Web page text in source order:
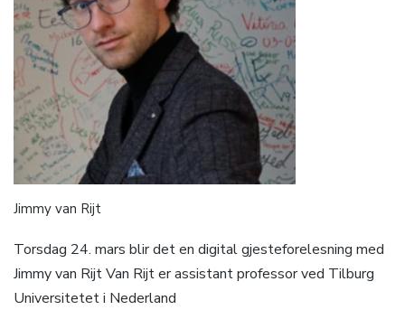
Jimmy van Rijt
Torsdag 24. mars blir det en digital gjesteforelesning med
Jimmy van Rijt Van Rijt er assistant professor ved Tilburg
Universitetet i Nederland